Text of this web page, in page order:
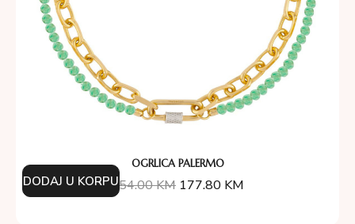
OGRLICA PALERMO
254.00KM 177.80 KM
DODAJ U KORPU